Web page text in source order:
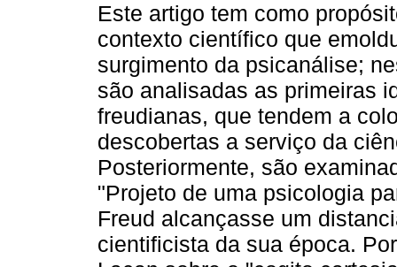
Este artigo tem como
contexto científico que
surgimento da psicanálise;
são analisadas as primeiras
freudianas, que tendem a
descobertas a serviço da
Posteriormente, são
"Projeto de uma psicologia
Freud alcançasse um
cientificista da sua época.